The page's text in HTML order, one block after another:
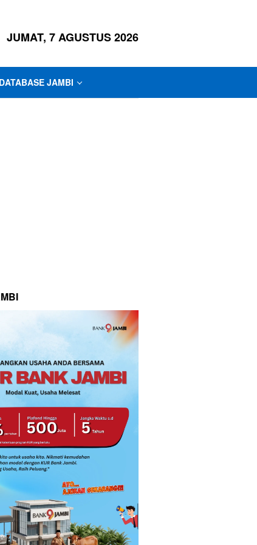
JUMAT, 7 AGUSTUS 2026
DATABASE JAMBI